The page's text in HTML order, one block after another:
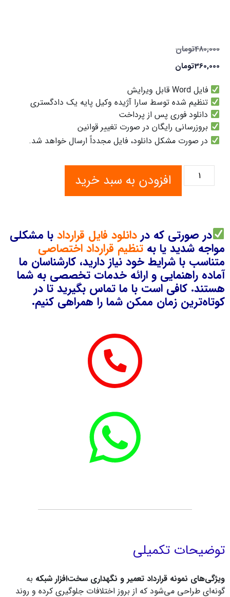
480,000تومان
360,000تومان
فایل Word قابل ویرایش
تنظیم شده توسط سارا آژیده وکیل پایه یک دادگستری
دانلود فوری پس از پرداخت
بروزرسانی رایگان در صورت تغییر قوانین
در صورت مشکل دانلود، فایل مجدداً ارسال خواهد شد.
افزودن به سبد خرید
در صورتی که در دانلود فایل قراردادبا مشکلی
مواجه شدید یا به تنظیم قرارداد اختصاصی
متناسب با شرایط خود نیاز دارید، کارشناسان ما
آماده راهنمایی و ارائه خدمات تخصصی به شما
هستند. کافی است با ما تماس بگیرید تا در
کوتاه‌ترین زمان ممکن شما را همراهی کنیم.
توضیحات تکمیلی
ویژگی‌های نمونه قرارداد تعمیر و نگهداری سخت‌افزار شبکه به
گونه‌ای طراحی می‌شود که از بروز اختلافات جلوگیری کرده و روند